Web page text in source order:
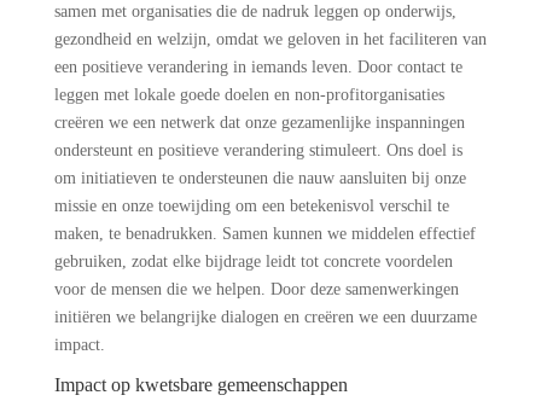
samen met organisaties die de nadruk leggen op onderwijs,
gezondheid en welzijn, omdat we geloven in het faciliteren van
een positieve verandering in iemands leven. Door contact te
leggen met lokale goede doelen en non-profitorganisaties
creëren we een netwerk dat onze gezamenlijke inspanningen
ondersteunt en positieve verandering stimuleert. Ons doel is
om initiatieven te ondersteunen die nauw aansluiten bij onze
missie en onze toewijding om een betekenisvol verschil te
maken, te benadrukken. Samen kunnen we middelen effectief
gebruiken, zodat elke bijdrage leidt tot concrete voordelen
voor de mensen die we helpen. Door deze samenwerkingen
initiëren we belangrijke dialogen en creëren we een duurzame
impact.
Impact op kwetsbare gemeenschappen